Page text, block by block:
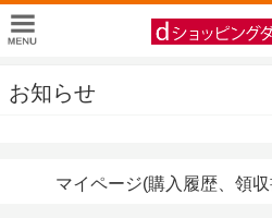
お知らせ
マイページ(購入履歴、領